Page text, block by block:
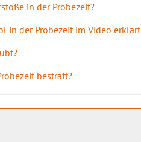
in der Probezeit?
in der Probezeit im Video erklärt
bestraft?